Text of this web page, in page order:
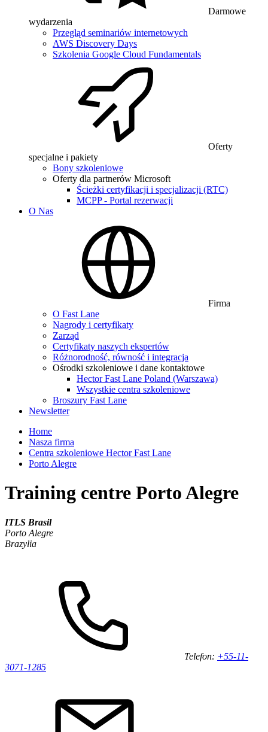
Darmowe
wydarzenia
Przegląd seminariów internetowych
AWS Discovery Days
Szkolenia Google Cloud Fundamentals
Oferty
specjalne i pakiety
Bony szkoleniowe
Oferty dla partnerów Microsoft
Ścieżki certyfikacji i specjalizacji (RTC)
MCPP - Portal rezerwacji
O Nas
Firma
O Fast Lane
Nagrody i certyfikaty
Zarząd
Certyfikaty naszych ekspertów
Różnorodność, równość i integracja
Ośrodki szkoleniowe i dane kontaktowe
Hector Fast Lane Poland (Warszawa)
Wszystkie centra szkoleniowe
Broszury Fast Lane
Newsletter
Home
Nasza firma
Centra szkoleniowe Hector Fast Lane
Porto Alegre
Training centre Porto Alegre
ITLS Brasil
Porto Alegre
Brazylia
Telefon: +55-11-
3071-1285